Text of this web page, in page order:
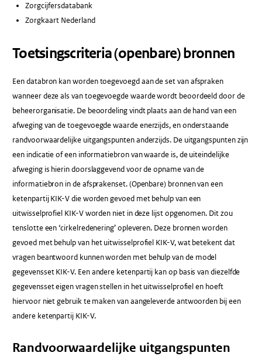
Zorgcijfersdatabank
Zorgkaart Nederland
Toetsingscriteria (openbare) bronnen
Een databron kan worden toegevoegd aan de set van afspraken
wanneer deze als van toegevoegde waarde wordt beoordeeld door de
beheerorganisatie. De beoordeling vindt plaats aan de hand van een
afweging van de toegevoegde waarde enerzijds, en onderstaande
randvoorwaardelijke uitgangspunten anderzijds. De uitgangspunten zijn
een indicatie of een informatiebron van waarde is, de uiteindelijke
afweging is hierin doorslaggevend voor de opname van de
informatiebron in de afsprakenset. (Openbare) bronnen van een
ketenpartij KIK-V die worden gevoed met behulp van een
uitwisselprofiel KIK-V worden niet in deze lijst opgenomen. Dit zou
tenslotte een ‘cirkelredenering’ opleveren. Deze bronnen worden
gevoed met behulp van het uitwisselprofiel KIK-V, wat betekent dat
vragen beantwoord kunnen worden met behulp van de model
gegevensset KIK-V. Een andere ketenpartij kan op basis van diezelfde
gegevensset eigen vragen stellen in het uitwisselprofiel en hoeft
hiervoor niet gebruik te maken van aangeleverde antwoorden bij een
andere ketenpartij KIK-V.
Randvoorwaardelijke uitgangspunten